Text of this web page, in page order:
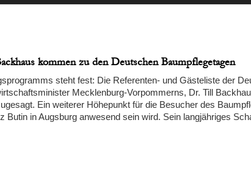
kommen zu den Deutschen Baumpflegetagen
steht fest: Die Referenten- und Gästeliste der
Mecklenburg-Vorpommerns, Dr. Till
Ein weiterer Höhepunkt für die Besucher des
Butin in Augsburg anwesend sein wird. Sein langjähriges